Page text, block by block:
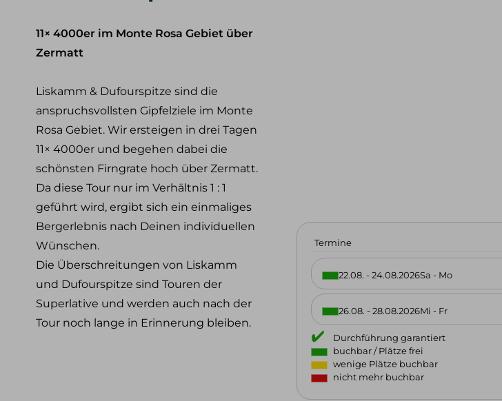
Lawinenkurse
Eiskletterkurse
Team Philosophie & Vision
11× 4000er im Monte Rosa Gebiet über
Zermatt
Liskamm & Dufourspitze sind die
anspruchsvollsten Gipfelziele im Monte
Rosa Gebiet. Wir ersteigen in drei Tagen
11× 4000er und begehen dabei die
schönsten Firngrate hoch über Zermatt.
Da diese Tour nur im Verhältnis 1 : 1
geführt wird, ergibt sich ein einmaliges
Bergerlebnis nach Deinen individuellen
Wünschen.
Die Überschreitungen von Liskamm
und Dufourspitze sind Touren der
Superlative und werden auch nach der
Tour noch lange in Erinnerung bleiben.
Termine
22.08. - 24.08.2026Sa - Mo
26.08. - 28.08.2026Mi - Fr
Durchführung garantiert
buchbar / Plätze frei
wenige Plätze buchbar
nicht mehr buchbar